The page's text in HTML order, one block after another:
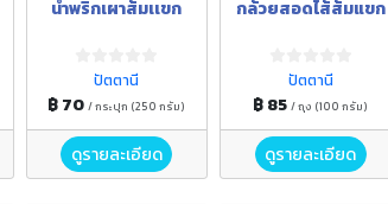
น้ำพริกเผาส้มเเขก
ปัตตานี
฿ 70/ กระปุก (250 กรัม)
ดูรายละเอียด
กล้วยสอดไส้ส้มแขก
ปัตตานี
฿ 85/ ถุง (100 กรัม)
ดูรายละเอียด